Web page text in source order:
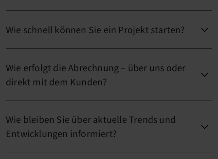
Wie schnell können Sie ein Projekt starten?
Wie erfolgt die Abrechnung – über uns oder
direkt mit dem Kunden?
Wie bleiben Sie über aktuelle Trends und
Entwicklungen informiert?